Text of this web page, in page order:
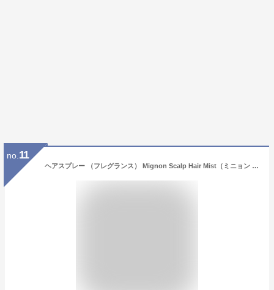
no. 11
ヘアスプレー （フレグランス） Mignon Scalp Hair Mist（ミニョン スカルプ ヘア ミスト） ヘアミスト 消臭 デオドラント ヘアケア